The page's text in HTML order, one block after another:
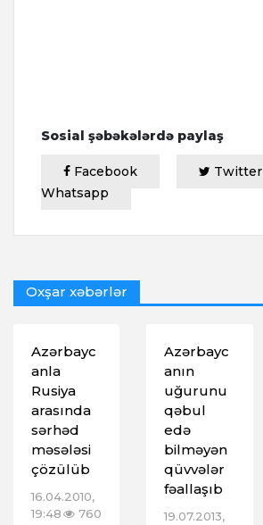
Sosial şəbəkələrdə paylaş
Facebook
Twitter
Whatsapp
Oxşar xəbərlər
Azərbayc
anla
Rusiya
arasında
sərhəd
məsələsi
çözülüb
16.04.2010,
19:48
760
Azərbayc
anın
uğurunu
qəbul
edə
bilməyən
qüvvələr
fəallaşıb
19.07.2013,